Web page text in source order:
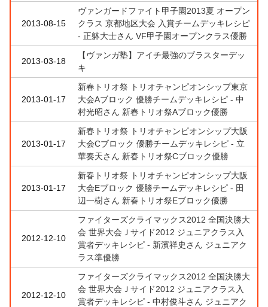
2013-08-15
ヴァンガードファイト甲子園2013夏 オープン
クラス 京都地区大会 入賞チームデッキレシピ
- 正躰大士さん VF甲子園オープンクラス優勝
2013-03-18
【ヴァンガ塾】アイチ最強のブラスターデッ
キ
2013-01-17
新春トリオ祭 トリオチャンピオンシップ東京
大会Aブロック 優勝チームデッキレシピ - 中
村光昭さん 新春トリオ祭Aブロック優勝
2013-01-17
新春トリオ祭 トリオチャンピオンシップ大阪
大会Cブロック 優勝チームデッキレシピ - 立
華奏天さん 新春トリオ祭Cブロック優勝
2013-01-17
新春トリオ祭 トリオチャンピオンシップ大阪
大会Eブロック 優勝チームデッキレシピ - 田
辺一樹さん 新春トリオ祭Eブロック優勝
2012-12-10
ファイターズクライマックス2012 全国決勝大
会 世界大会Ｊサイド2012 ジュニアクラス入
賞者デッキレシピ - 新濱祥史さん ジュニアク
ラス準優勝
2012-12-10
ファイターズクライマックス2012 全国決勝大
会 世界大会Ｊサイド2012 ジュニアクラス入
賞者デッキレシピ - 中村俊斗さん ジュニアク